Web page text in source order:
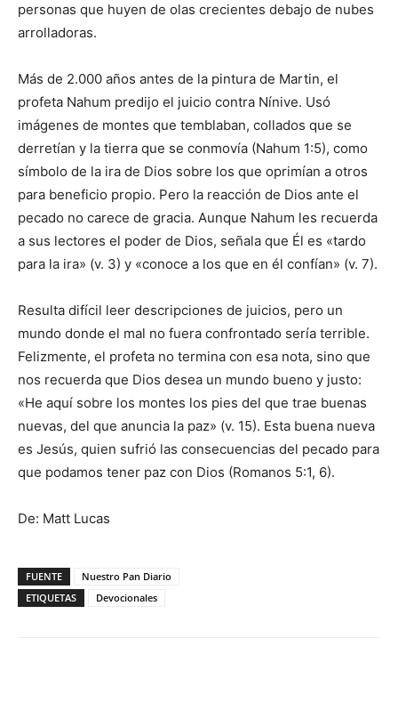
personas que huyen de olas crecientes debajo de nubes
arrolladoras.
Más de 2.000 años antes de la pintura de Martin, el
profeta Nahum predijo el juicio contra Nínive. Usó
imágenes de montes que temblaban, collados que se
derretían y la tierra que se conmovía (Nahum 1:5), como
símbolo de la ira de Dios sobre los que oprimían a otros
para beneficio propio. Pero la reacción de Dios ante el
pecado no carece de gracia. Aunque Nahum les recuerda
a sus lectores el poder de Dios, señala que Él es «tardo
para la ira» (v. 3) y «conoce a los que en él confían» (v. 7).
Resulta difícil leer descripciones de juicios, pero un
mundo donde el mal no fuera confrontado sería terrible.
Felizmente, el profeta no termina con esa nota, sino que
nos recuerda que Dios desea un mundo bueno y justo:
«He aquí sobre los montes los pies del que trae buenas
nuevas, del que anuncia la paz» (v. 15). Esta buena nueva
es Jesús, quien sufrió las consecuencias del pecado para
que podamos tener paz con Dios (Romanos 5:1, 6).
De: Matt Lucas
FUENTE
Nuestro Pan Diario
ETIQUETAS
Devocionales